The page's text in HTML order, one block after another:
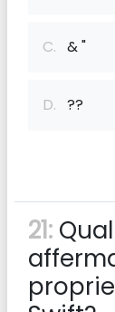
C. & "
D. ??
21: